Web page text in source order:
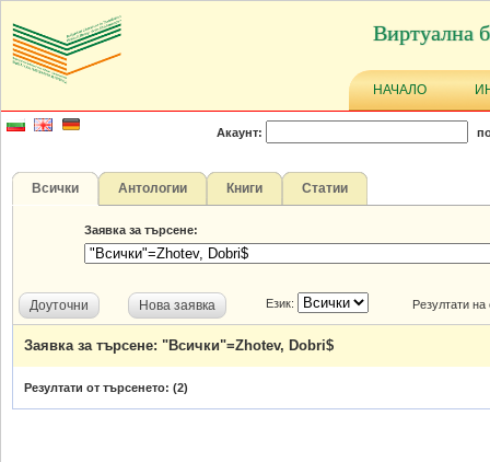
Виртуална
НАЧАЛО
Акаунт:
Всички Антологии Книги Статии
Заявка за търсене:
Доуточни Нова заявка Език: Резултати
Заявка за търсене: "Всички"=Zhotev, Dobri$
Резултати от търсенето: (2)